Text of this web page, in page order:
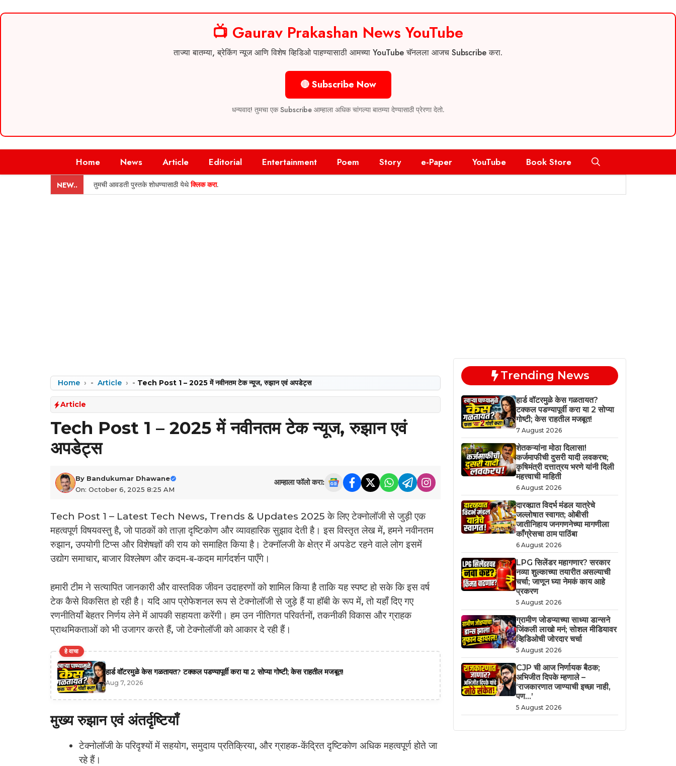
📺 Gaurav Prakashan News YouTube
ताज्या बातम्या, ब्रेकिंग न्यूज आणि विशेष व्हिडिओ पाहण्यासाठी आमच्या YouTube चॅनलला आजच Subscribe करा.
🔴 Subscribe Now
धन्यवाद! तुमचा एक Subscribe आम्हाला अधिक चांगल्या बातम्या देण्यासाठी प्रेरणा देतो.
Home News Article Editorial Entertainment Poem Story e-Paper YouTube Book Store
NEW.. तुमची आवडती पुस्तके शोधण्यासाठी येथेक्लिक करा.
Home - Article - Tech Post 1 – 2025 में नवीनतम टेक न्यूज, रुझान एवं अपडेट्स
Article
Tech Post 1 – 2025 में नवीनतम टेक न्यूज, रुझान एवं
अपडेट्स
By Bandukumar Dhawane
On: October 6, 2025 8:25 AM
आम्हाला फॉलो करा:
Tech Post 1 – Latest Tech News, Trends & Updates 2025 के लिए टेक्नोलॉजी से जुड़ी एक
महत्वपूर्ण विषयवस्तु है, जो पाठकों को ताज़ा दृष्टिकोण और व्यावहारिक सुझाव देती है। इस विस्तृत लेख में, हमने नवीनतम
रुझान, उपयोगी टिप्स और विशेषज्ञों की राय को समाहित किया है। टेक्नॉलजी के क्षेत्र में अपडेट रहने वाले लोग इसमें
उद्योग समाचार, बाजार विश्लेषण और कदम-ब-कदम मार्गदर्शन पाएँगे।
हमारी टीम ने सत्यापित जानकारी और वास्तविक जीवन उदाहरणों को शामिल किया है ताकि यह स्पष्ट हो सके कि इस वर्ष
टेक कैसे विकसित हो रही है। यदि आप प्रोफेशनल रूप से टेक्नोलॉजी से जुड़े हैं या हॉबी के रूप में, तो यहाँ दिए गए
रणनीतियाँ बेहतर निर्णय लेने में आपकी सहायता करेंगी। हम उन नीतिगत परिवर्तनों, तकनीकी विकास और ग्राहक
प्राथमिकताओं को भी उजागर करते हैं, जो टेक्नोलॉजी को आकार दे रही हैं।
हे वाचा
हार्ड वॉटरमुळे केस गळतायत? टक्कल पडण्यापूर्वी करा या 2 सोप्या गोष्टी; केस राहतील मजबूत!
Aug 7, 2026
मुख्य रुझान एवं अंतर्दृष्टियाँ
टेक्नोलॉजी के परिदृश्यों में सहयोग, समुदाय प्रतिक्रिया, और ग्राहक-केंद्रित दृष्टिकोण अधिक महत्वपूर्ण होते जा
रहे हैं।
Trending News
हार्ड वॉटरमुळे केस गळतायत?
टक्कल पडण्यापूर्वी करा या 2 सोप्या
गोष्टी; केस राहतील मजबूत!
7 August 2026
शेतकऱ्यांना मोठा दिलासा!
कर्जमाफीची दुसरी यादी लवकरच;
कृषिमंत्री दत्तात्रय भरणे यांनी दिली
महत्त्वाची माहिती
6 August 2026
दारव्ह्यात विदर्भ मंडल यात्रेचे
जल्लोषात स्वागत; ओबीसी
जातीनिहाय जनगणनेच्या मागणीला
काँग्रेसचा ठाम पाठिंबा
6 August 2026
LPG सिलेंडर महागणार? सरकार
नव्या शुल्काच्या तयारीत असल्याची
चर्चा; जाणून घ्या नेमकं काय आहे
प्रकरण
5 August 2026
ग्रामीण जोडप्याच्या साध्या डान्सने
जिंकली लाखो मनं; सोशल मीडियावर
व्हिडिओची जोरदार चर्चा
5 August 2026
CJP ची आज निर्णायक बैठक;
अभिजीत दिपके म्हणाले –
‘राजकारणात जाण्याची इच्छा नाही,
पण…’
5 August 2026